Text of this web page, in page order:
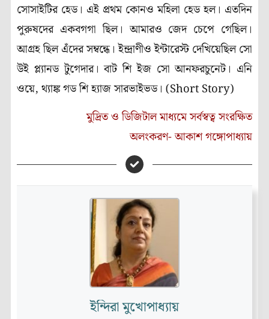
সোসাইটির হেড। এই প্রথম কোনও মহিলা হেড হল। এতদিন
পুরুষদের একবগগা ছিল। আমারও জেদ চেপে গেছিল।
আগ্রহ ছিল এঁদের সম্বন্ধে। ইন্দ্রাণীও ইন্টারেস্ট দেখিয়েছিল সো
উই প্ল্যানড টুগেদার। বাট শি ইজ সো আনফরচুনেট। এনি
ওয়ে, থ্যাঙ্ক গড শি হ্যাজ সারভাইভড। (Short Story)
মুদ্রিত ও ডিজিটাল মাধ্যমে সর্বস্বত্ব সংরক্ষিত
অলংকরণ- আকাশ গঙ্গোপাধ্যায়
ইন্দিরা মুখোপাধ্যায়